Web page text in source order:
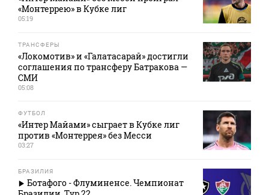
«Монтеррею» в Кубке лиг
05:19
ТРАНСФЕРЫ
«Локомотив» и «Галатасарай» достигли
соглашения по трансферу Батракова —
СМИ
05:08
ФУТБОЛ
«Интер Майами» сыграет в Кубке лиг
против «Монтеррея» без Месси
03:27
БРАЗИЛИЯ
Ботафого - Флуминенсе. Чемпионат